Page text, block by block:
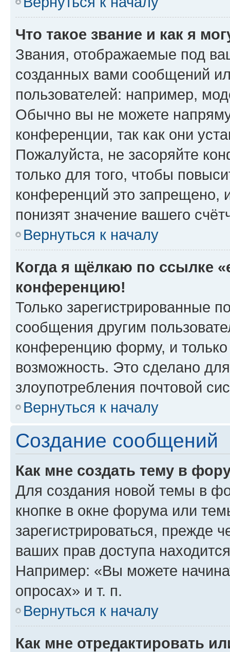
Что такое звание и как я
Звания, отображаемые под
созданных вами сообщений
пользователей: например,
Обычно вы не можете
конференции, так как они
Пожалуйста, не засоряйте
только для того, чтобы
конференций это запрещено,
понизят значение вашего
Вернуться к началу
Когда я щёлкаю по ссылке
конференцию!
Только зарегистрированные
сообщения другим
конференцию форму, и
возможность. Это сделано
злоупотребления почтовой
Вернуться к началу
Создание сообщений
Как мне создать тему в
Для создания новой темы в
кнопке в окне форума или
зарегистрироваться, прежде
ваших прав доступа
Например: «Вы можете
опросах» и т. п.
Вернуться к началу
Как мне отредактировать